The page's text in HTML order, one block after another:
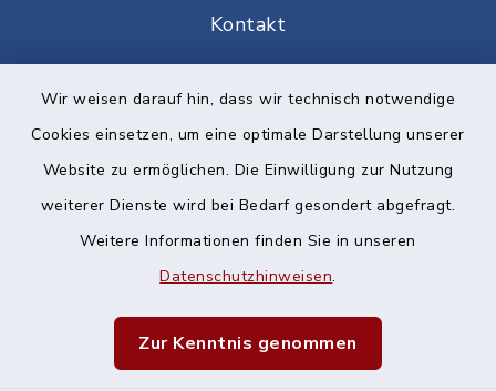
Wir weisen darauf hin, dass wir technisch notwendige
Cookies einsetzen, um eine optimale Darstellung unserer
Website zu ermöglichen. Die Einwilligung zur Nutzung
weiterer Dienste wird bei Bedarf gesondert abgefragt.
Weitere Informationen finden Sie in unseren
Datenschutzhinweisen.
Zur Kenntnis genommen
Kontakt
Datenschutz
Impressum
Sitemap
Cookie-Einstellungen